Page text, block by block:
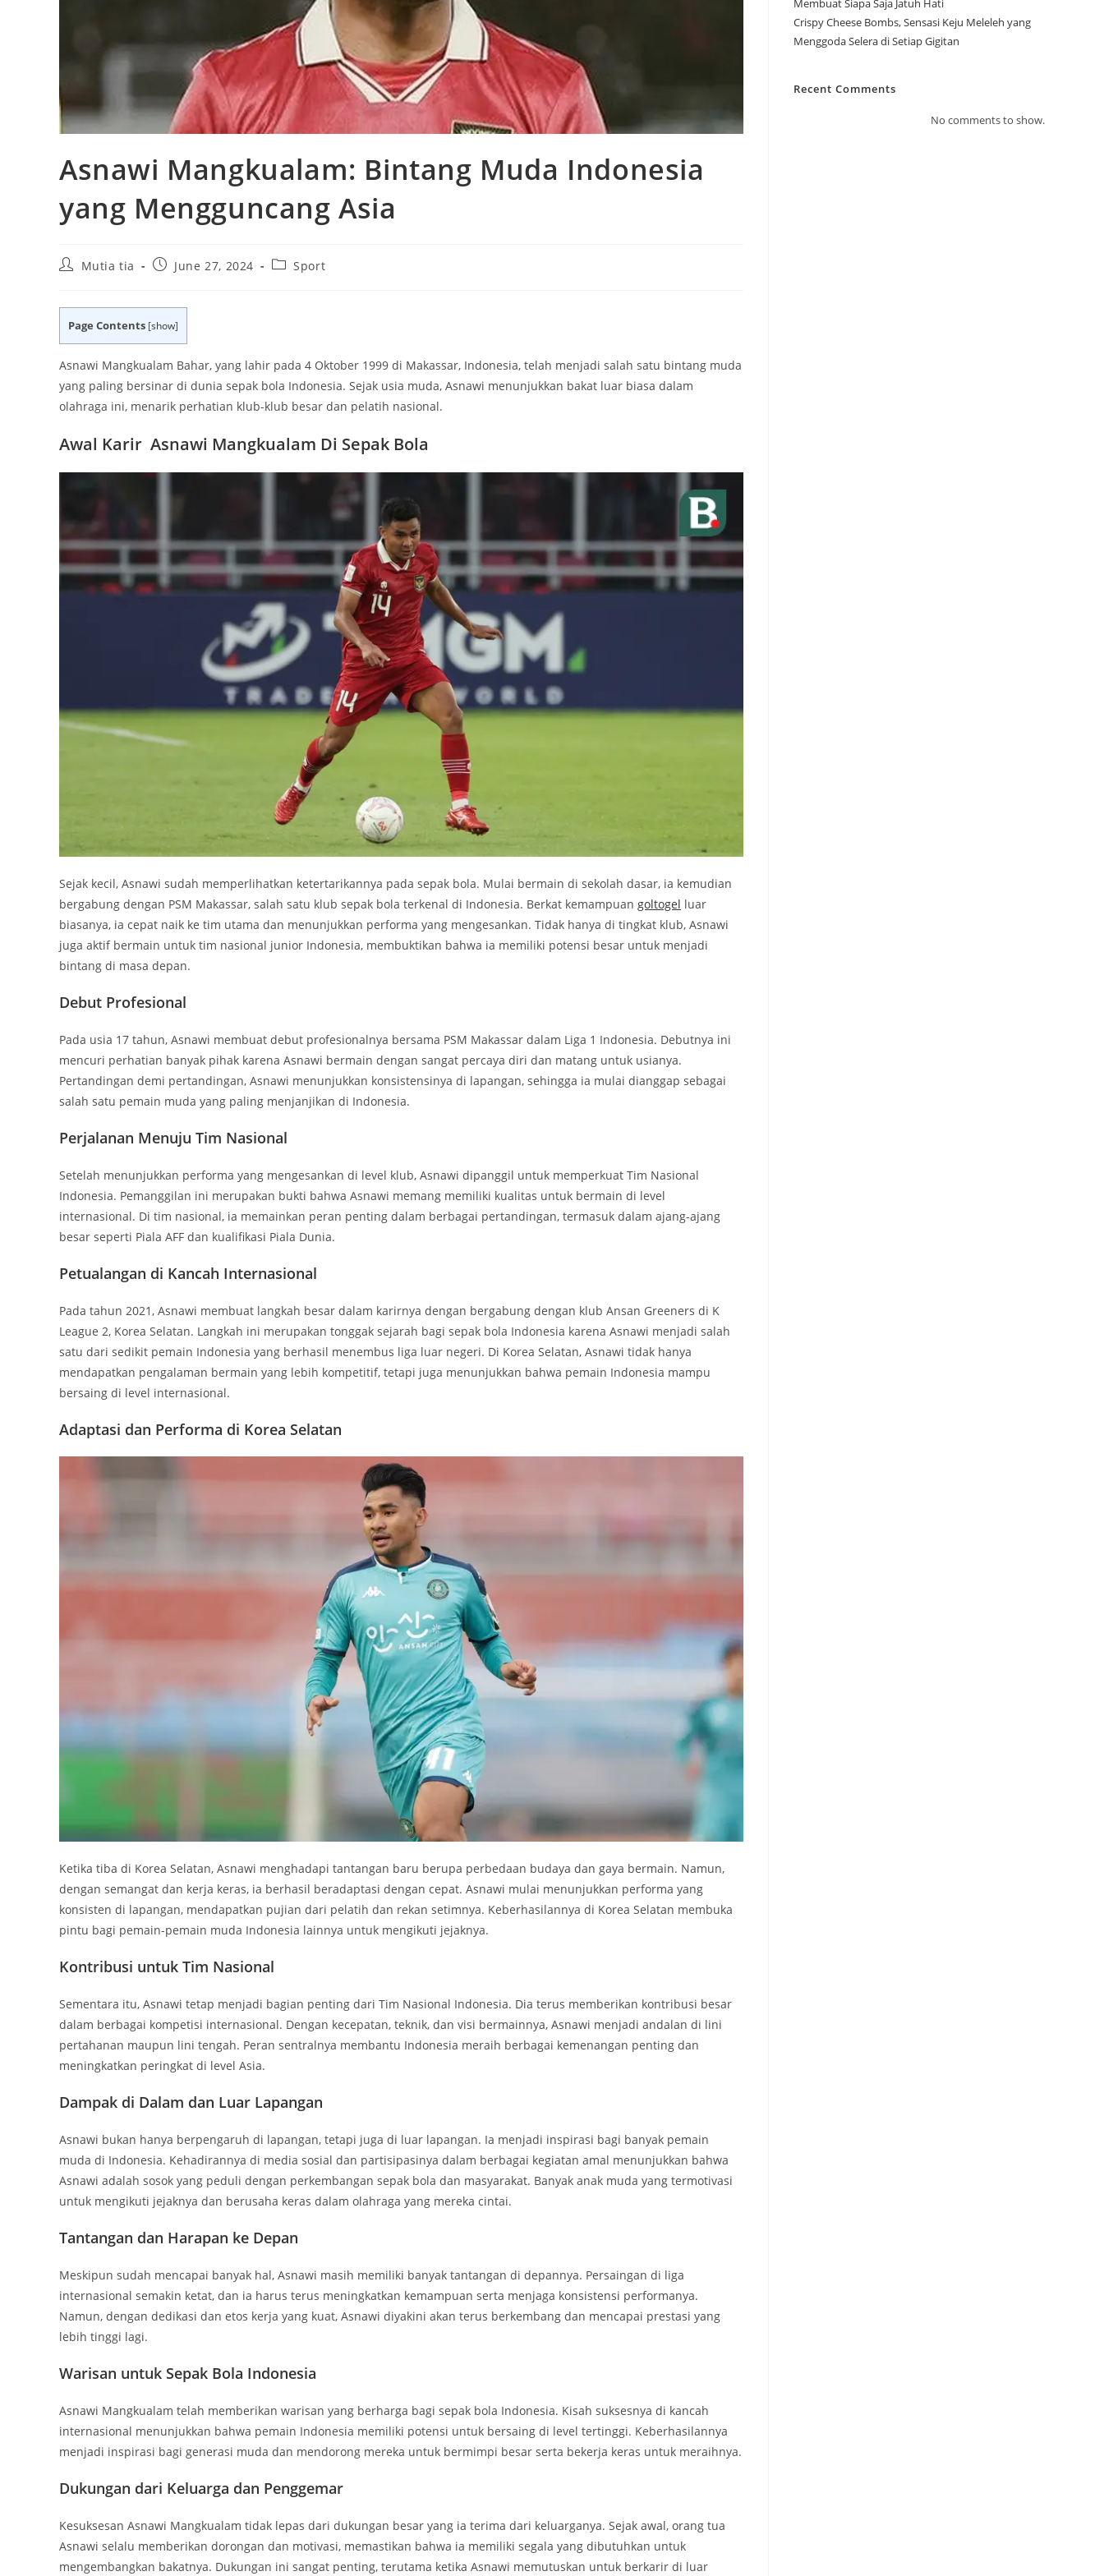
Asnawi Mangkualam: Bintang Muda Indonesia
yang Mengguncang Asia
PostMutia tia
PostJune 27, 2024
PostSport
Page Contents [show]
Asnawi Mangkualam Bahar, yang lahir pada 4 Oktober 1999 di Makassar, Indonesia, telah menjadi salah satu bintang muda
yang paling bersinar di dunia sepak bola Indonesia. Sejak usia muda, Asnawi menunjukkan bakat luar biasa dalam
olahraga ini, menarik perhatian klub-klub besar dan pelatih nasional.
Awal Karir Asnawi Mangkualam Di Sepak Bola
Sejak kecil, Asnawi sudah memperlihatkan ketertarikannya pada sepak bola. Mulai bermain di sekolah dasar, ia kemudian
bergabung dengan PSM Makassar, salah satu klub sepak bola terkenal di Indonesia. Berkat kemampuan goltogel luar
biasanya, ia cepat naik ke tim utama dan menunjukkan performa yang mengesankan. Tidak hanya di tingkat klub, Asnawi
juga aktif bermain untuk tim nasional junior Indonesia, membuktikan bahwa ia memiliki potensi besar untuk menjadi
bintang di masa depan.
Debut Profesional
Pada usia 17 tahun, Asnawi membuat debut profesionalnya bersama PSM Makassar dalam Liga 1 Indonesia. Debutnya ini
mencuri perhatian banyak pihak karena Asnawi bermain dengan sangat percaya diri dan matang untuk usianya.
Pertandingan demi pertandingan, Asnawi menunjukkan konsistensinya di lapangan, sehingga ia mulai dianggap sebagai
salah satu pemain muda yang paling menjanjikan di Indonesia.
Perjalanan Menuju Tim Nasional
Setelah menunjukkan performa yang mengesankan di level klub, Asnawi dipanggil untuk memperkuat Tim Nasional
Indonesia. Pemanggilan ini merupakan bukti bahwa Asnawi memang memiliki kualitas untuk bermain di level
internasional. Di tim nasional, ia memainkan peran penting dalam berbagai pertandingan, termasuk dalam ajang-ajang
besar seperti Piala AFF dan kualifikasi Piala Dunia.
Petualangan di Kancah Internasional
Pada tahun 2021, Asnawi membuat langkah besar dalam karirnya dengan bergabung dengan klub Ansan Greeners di K
League 2, Korea Selatan. Langkah ini merupakan tonggak sejarah bagi sepak bola Indonesia karena Asnawi menjadi salah
satu dari sedikit pemain Indonesia yang berhasil menembus liga luar negeri. Di Korea Selatan, Asnawi tidak hanya
mendapatkan pengalaman bermain yang lebih kompetitif, tetapi juga menunjukkan bahwa pemain Indonesia mampu
bersaing di level internasional.
Adaptasi dan Performa di Korea Selatan
Ketika tiba di Korea Selatan, Asnawi menghadapi tantangan baru berupa perbedaan budaya dan gaya bermain. Namun,
dengan semangat dan kerja keras, ia berhasil beradaptasi dengan cepat. Asnawi mulai menunjukkan performa yang
konsisten di lapangan, mendapatkan pujian dari pelatih dan rekan setimnya. Keberhasilannya di Korea Selatan membuka
pintu bagi pemain-pemain muda Indonesia lainnya untuk mengikuti jejaknya.
Kontribusi untuk Tim Nasional
Sementara itu, Asnawi tetap menjadi bagian penting dari Tim Nasional Indonesia. Dia terus memberikan kontribusi besar
dalam berbagai kompetisi internasional. Dengan kecepatan, teknik, dan visi bermainnya, Asnawi menjadi andalan di lini
pertahanan maupun lini tengah. Peran sentralnya membantu Indonesia meraih berbagai kemenangan penting dan
meningkatkan peringkat di level Asia.
Dampak di Dalam dan Luar Lapangan
Asnawi bukan hanya berpengaruh di lapangan, tetapi juga di luar lapangan. Ia menjadi inspirasi bagi banyak pemain
muda di Indonesia. Kehadirannya di media sosial dan partisipasinya dalam berbagai kegiatan amal menunjukkan bahwa
Asnawi adalah sosok yang peduli dengan perkembangan sepak bola dan masyarakat. Banyak anak muda yang termotivasi
untuk mengikuti jejaknya dan berusaha keras dalam olahraga yang mereka cintai.
Tantangan dan Harapan ke Depan
Meskipun sudah mencapai banyak hal, Asnawi masih memiliki banyak tantangan di depannya. Persaingan di liga
internasional semakin ketat, dan ia harus terus meningkatkan kemampuan serta menjaga konsistensi performanya.
Namun, dengan dedikasi dan etos kerja yang kuat, Asnawi diyakini akan terus berkembang dan mencapai prestasi yang
lebih tinggi lagi.
Warisan untuk Sepak Bola Indonesia
Asnawi Mangkualam telah memberikan warisan yang berharga bagi sepak bola Indonesia. Kisah suksesnya di kancah
internasional menunjukkan bahwa pemain Indonesia memiliki potensi untuk bersaing di level tertinggi. Keberhasilannya
menjadi inspirasi bagi generasi muda dan mendorong mereka untuk bermimpi besar serta bekerja keras untuk meraihnya.
Dukungan dari Keluarga dan Penggemar
Kesuksesan Asnawi Mangkualam tidak lepas dari dukungan besar yang ia terima dari keluarganya. Sejak awal, orang tua
Asnawi selalu memberikan dorongan dan motivasi, memastikan bahwa ia memiliki segala yang dibutuhkan untuk
mengembangkan bakatnya. Dukungan ini sangat penting, terutama ketika Asnawi memutuskan untuk berkarir di luar
Membuat Siapa Saja Jatuh Hati
Crispy Cheese Bombs, Sensasi Keju Meleleh yang
Menggoda Selera di Setiap Gigitan
Recent Comments
No comments to show.